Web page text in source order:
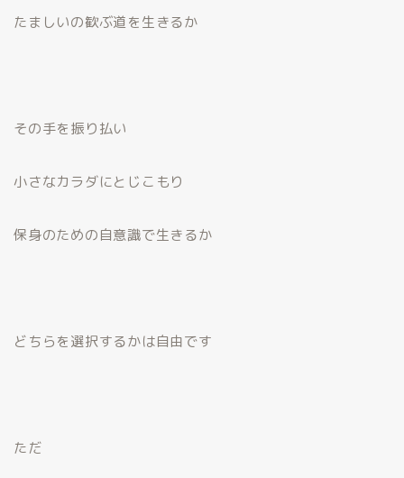
たましいの歓ぶ道を生きるか
その手を振り払い
小さなカラダにとじこもり
保身のための自意識で生きるか
どちらを選択するかは自由です
ただ